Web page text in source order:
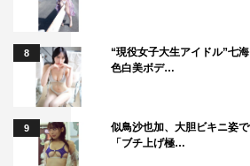
Travis Japan 七五三掛
8
“現役女子大生アイドル”七
色白美ボデ…
9
似鳥沙也加、大胆ビキニ姿
「ブチ上げ極…